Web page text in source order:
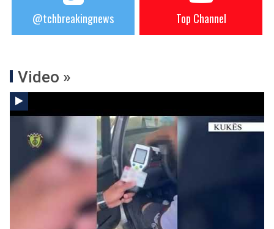
@tchbreakingnews Top Channel
Video »